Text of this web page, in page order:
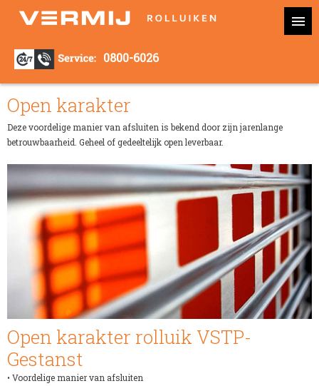
0800-6026
Open karakter
Deze voordelige manier van afsluiten is bekend door zijn jarenlange
betrouwbaarheid. Geheel of gedeeltelijk open leverbaar.
Open karakter rolluik VSTP-
Gestanst
• Voordelige manier van afsluiten